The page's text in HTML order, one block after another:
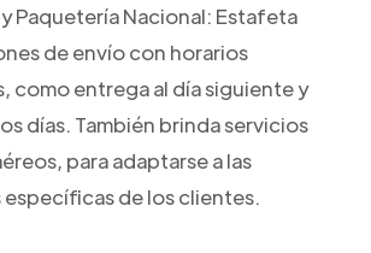
y Paquetería Nacional: Estafeta
de envío con horarios
como entrega al día siguiente y
días. También brinda servicios
para adaptarse a las
de los clientes.